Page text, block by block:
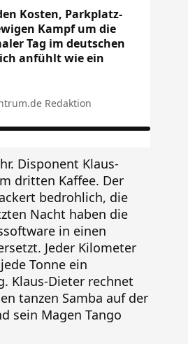
Kosten, Parkplatz-
Kampf um die
Tag im deutschen
anfühlt wie ein
Redaktion
Disponent Klaus-
dritten Kaffee. Der
bedrohlich, die
Nacht haben die
in einen
Jeder Kilometer
Tonne ein
Klaus-Dieter rechnet
tanzen Samba auf der
sein Magen Tango